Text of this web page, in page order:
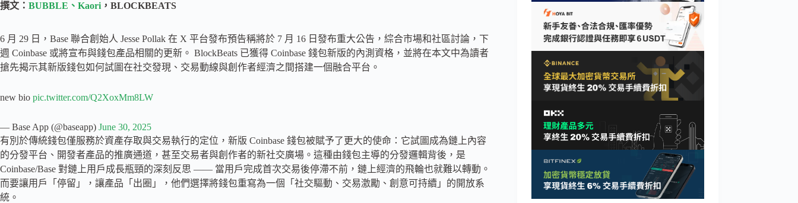
撰文： BUBBLE、Kaori ，BLOCKBEATS
6 月 29 日，Base 聯合創始人 Jesse Pollak 在 X 平台發布預告稱將於 7 月 16 日發布重大公告，綜合市場和社區討論，下
週 Coinbase 或將宣布與錢包產品相關的更新。 BlockBeats 已獲得 Coinbase 錢包新版的內測資格，並將在本文中為讀者
搶先揭示其新版錢包如何試圖在社交發現、交易動線與創作者經濟之間搭建一個融合平台。
new bio pic.twitter.com/Q2XoxMm8LW
— Base App (@baseapp) June 30, 2025
有別於傳統錢包僅服務於資產存取與交易執行的定位，新版 Coinbase 錢包被賦予了更大的使命：它試圖成為鏈上內容
的分發平台、開發者產品的推廣通道，甚至交易者與創作者的新社交廣場。這種由錢包主導的分發邏輯背後，是
Coinbase/Base 對鏈上用戶成長瓶頸的深刻反思 —— 當用戶完成首次交易後停滯不前，鏈上經濟的飛輪也就難以轉動。
而要讓用戶「停留」，讓產品「出圈」，他們選擇將錢包重寫為一個「社交驅動、交易激勵、創意可持續」的開放系
統。